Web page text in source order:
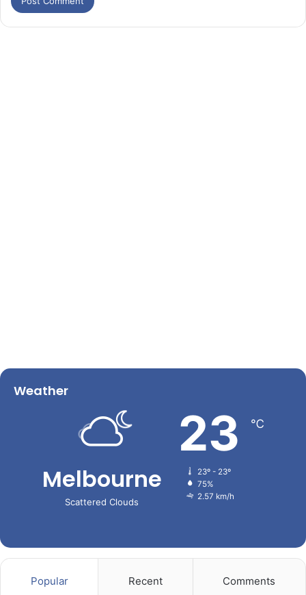
Weather
Melbourne
Scattered Clouds
23 ℃
23º - 23º
75%
2.57 km/h
Popular Recent Comments